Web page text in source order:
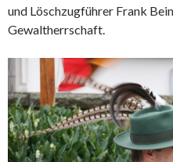
und Löschzugführer Frank
Gewaltherrschaft.